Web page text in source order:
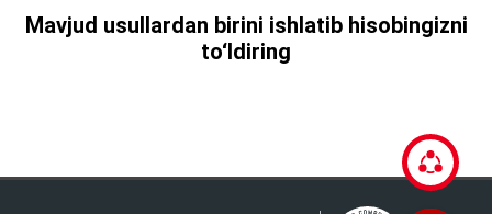
Mavjud usullardan birini ishlatib hisobingizni
to‘ldiring